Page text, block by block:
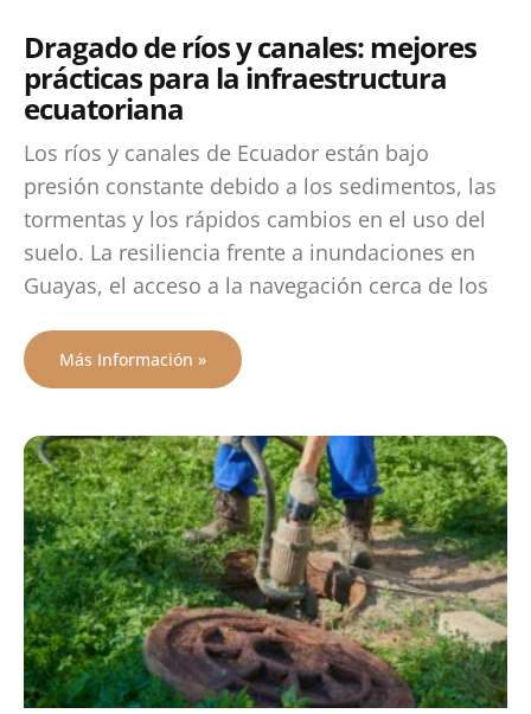
Dragado de ríos y canales: mejores
prácticas para la infraestructura
ecuatoriana
Los ríos y canales de Ecuador están bajo
presión constante debido a los sedimentos, las
tormentas y los rápidos cambios en el uso del
suelo. La resiliencia frente a inundaciones en
Guayas, el acceso a la navegación cerca de los
Más Información »